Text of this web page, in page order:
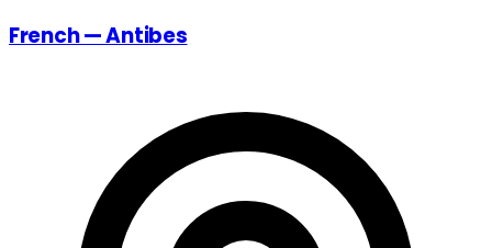
French — Antibes